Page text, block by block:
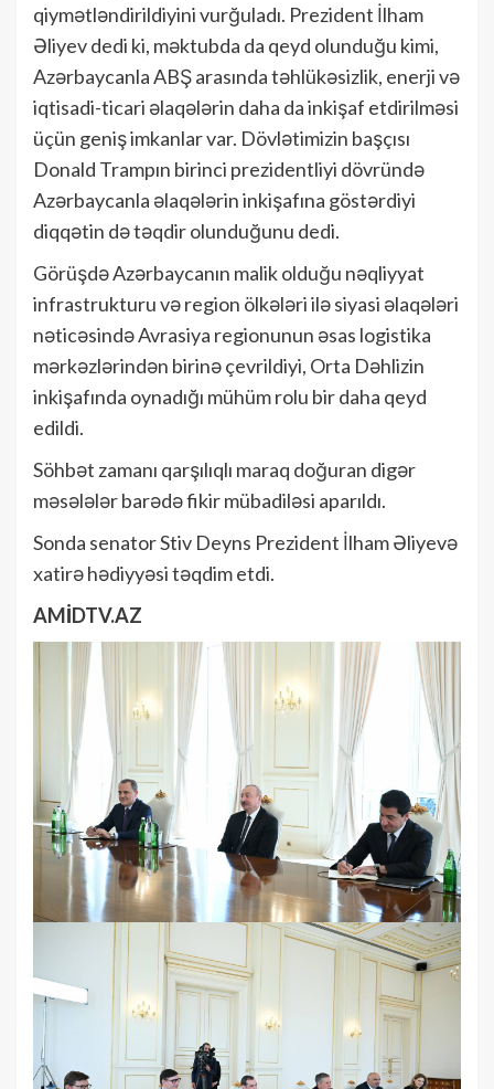
qiymətləndirildiyini vurğuladı. Prezident İlham
Əliyev dedi ki, məktubda da qeyd olunduğu kimi,
Azərbaycanla ABŞ arasında təhlükəsizlik, enerji və
iqtisadi-ticari əlaqələrin daha da inkişaf etdirilməsi
üçün geniş imkanlar var. Dövlətimizin başçısı
Donald Trampın birinci prezidentliyi dövründə
Azərbaycanla əlaqələrin inkişafına göstərdiyi
diqqətin də təqdir olunduğunu dedi.
Görüşdə Azərbaycanın malik olduğu nəqliyyat
infrastrukturu və region ölkələri ilə siyasi əlaqələri
nəticəsində Avrasiya regionunun əsas logistika
mərkəzlərindən birinə çevrildiyi, Orta Dəhlizin
inkişafında oynadığı mühüm rolu bir daha qeyd
edildi.
Söhbət zamanı qarşılıqlı maraq doğuran digər
məsələlər barədə fikir mübadiləsi aparıldı.
Sonda senator Stiv Deyns Prezident İlham Əliyevə
xatirə hədiyyəsi təqdim etdi.
AMİDTV.AZ